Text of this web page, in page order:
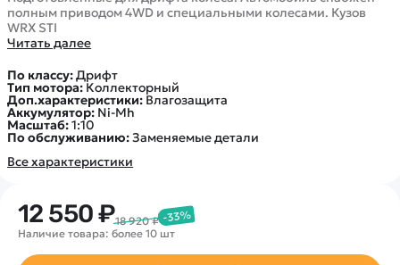
полным приводом 4WD и специальными колесами. Кузов
WRX STI
Читать далее
По классу:Дрифт
Тип мотора:Коллекторный
Доп.характеристики: Влагозащита
Аккумулятор: Ni-Mh
Масштаб:1:10
По обслуживанию:Заменяемые детали
Все характеристики
12 550 ₽18 920 ₽ -33%
Наличие товара: более 10 шт